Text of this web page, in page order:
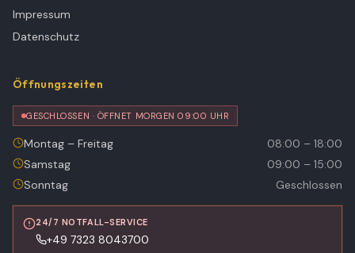
Impressum
Datenschutz
Öffnungszeiten
GESCHLOSSEN · ÖFFNET MORGEN 09:00 UHR
Montag – Freitag
08:00 – 18:00
Samstag
09:00 – 15:00
Sonntag
Geschlossen
24/7 NOTFALL-SERVICE
+49 7323 8043700